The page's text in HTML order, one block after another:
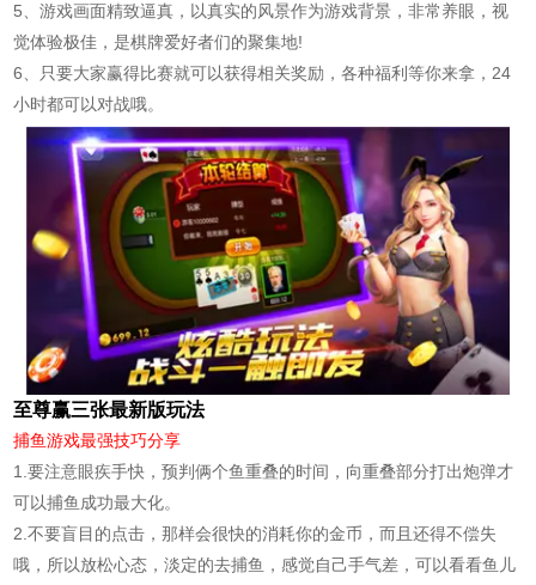
5、游戏画面精致逼真，以真实的风景作为游戏背景，非常养眼，视
觉体验极佳，是棋牌爱好者们的聚集地!
6、只要大家赢得比赛就可以获得相关奖励，各种福利等你来拿，24
小时都可以对战哦。
至尊赢三张最新版玩法
捕鱼游戏最强技巧分享
1.要注意眼疾手快，预判俩个鱼重叠的时间，向重叠部分打出炮弹才
可以捕鱼成功最大化。
2.不要盲目的点击，那样会很快的消耗你的金币，而且还得不偿失
哦，所以放松心态，淡定的去捕鱼，感觉自己手气差，可以看看鱼儿